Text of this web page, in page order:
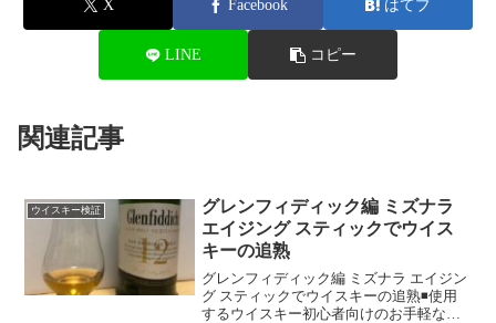
X Facebook はてブ
LINE コピー
関連記事
ウイスキー検証
グレンフィディック編 ミズナラ
エイジング スティックでウイス
キーの追熟
グレンフィディック編 ミズナラ エイジン
グ スティックでウイスキーの追熟◾️使用
するウイスキー初心者向けのお手軽なス